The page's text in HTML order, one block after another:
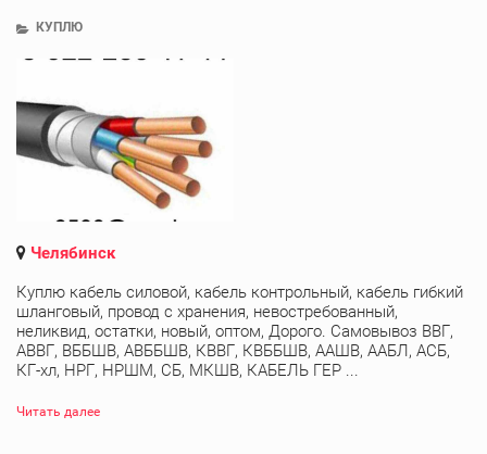
КУПЛЮ
Челябинск
Куплю кабель силовой, кабель контрольный, кабель гибкий
шланговый, провод с хранения, невостребованный,
неликвид, остатки, новый, оптом, Дорого. Самовывоз ВВГ,
АВВГ, ВББШВ, АВББШВ, КВВГ, КВББШВ, ААШВ, ААБЛ, АСБ,
КГ-хл, НРГ, НРШМ, СБ, МКШВ, КАБЕЛЬ ГЕР ...
Читать далее